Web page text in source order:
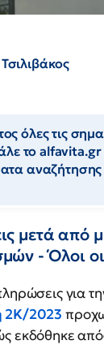
όλες τις
το
αναζήτησης
μετά από
- Όλοι
για
2Κ/2023
εκδόθηκε